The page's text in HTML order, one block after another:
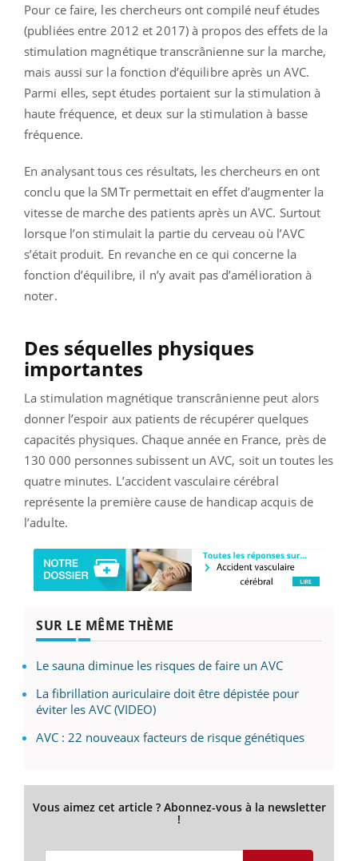
Pour ce faire, les chercheurs ont compilé neuf études
(publiées entre 2012 et 2017) à propos des effets de la
stimulation magnétique transcrânienne sur la marche,
mais aussi sur la fonction d’équilibre après un AVC.
Parmi elles, sept études portaient sur la stimulation à
haute fréquence, et deux sur la stimulation à basse
fréquence.
En analysant tous ces résultats, les chercheurs en ont
conclu que la SMTr permettait en effet d’augmenter la
vitesse de marche des patients après un AVC. Surtout
lorsque l’on stimulait la partie du cerveau où l’AVC
s’était produit. En revanche en ce qui concerne la
fonction d’équilibre, il n’y avait pas d’amélioration à
noter.
Des séquelles physiques
importantes
La stimulation magnétique transcrânienne peut alors
donner l’espoir aux patients de récupérer quelques
capacités physiques. Chaque année en France, près de
130 000 personnes subissent un AVC, soit un toutes les
quatre minutes. L’accident vasculaire cérébral
représente la première cause de handicap acquis de
l’adulte.
SUR LE MÊME THÈME
Le sauna diminue les risques de faire un AVC
La fibrillation auriculaire doit être dépistée pour
éviter les AVC (VIDEO)
AVC : 22 nouveaux facteurs de risque génétiques
Vous aimez cet article ? Abonnez-vous à la newsletter
!